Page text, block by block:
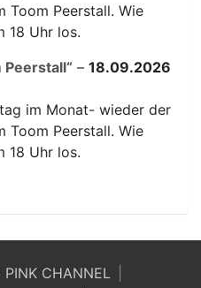
Toom Peerstall. Wie
18 Uhr los.
Peerstall“ – 18.09.2026
im Monat- wieder der
Toom Peerstall. Wie
18 Uhr los.
PINK CHANNEL